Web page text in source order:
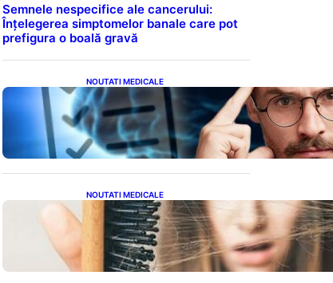
Semnele nespecifice ale cancerului:
Înțelegerea simptomelor banale care pot
prefigura o boală gravă
NOUTATI MEDICALE
Inteligența dincolo de note:
Semnele unui IQ ridicat
care nu țin de școală
NOUTATI MEDICALE
Semnele unei deficiențe de
proteine: Impactul asupra
sănătății tale